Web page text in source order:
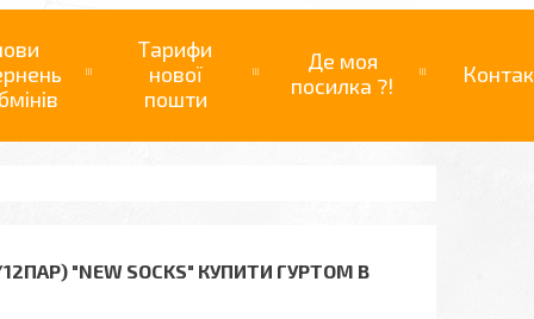
Тарифи
нової
пошти
Де моя
посилка ?!
"NEW SOCKS" КУПИТИ ГУРТОМ В